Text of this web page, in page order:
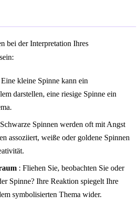
bei der Interpretation Ihres
Eine kleine Spinne kann ein
darstellen, eine riesige Spinne ein
Spinnen werden oft mit Angst
assoziiert, weiße oder goldene Spinnen
: Fliehen Sie, beobachten Sie oder
Spinne? Ihre Reaktion spiegelt Ihre
symbolisierten Thema wider.